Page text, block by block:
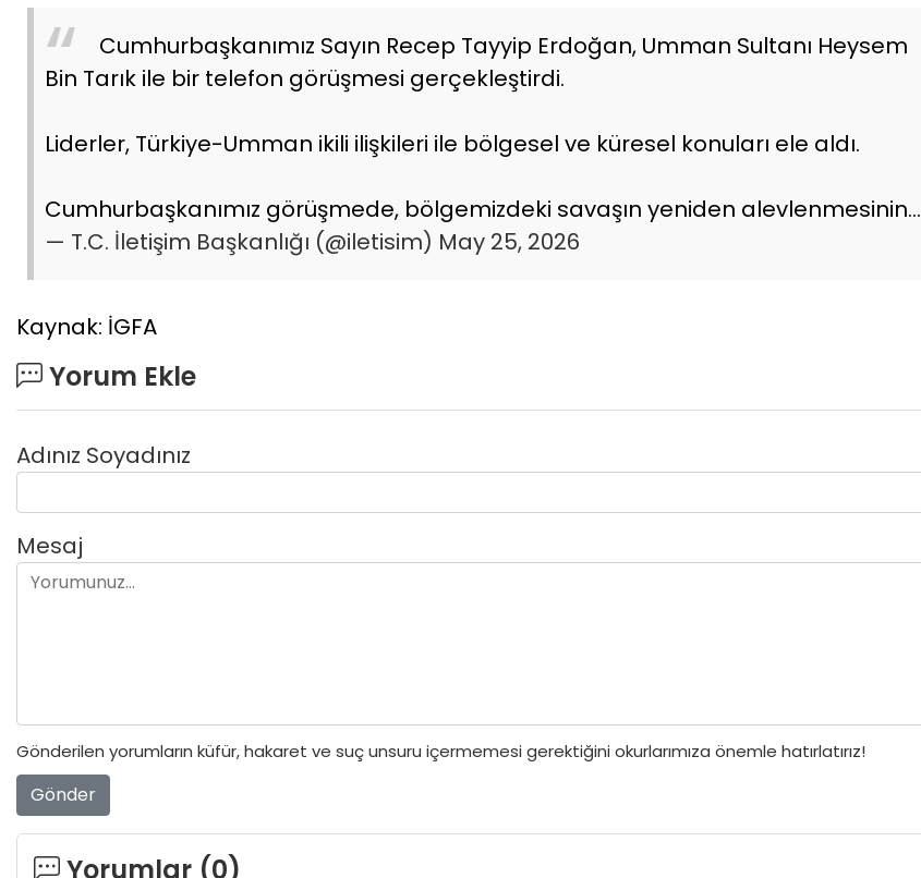
Cumhurbaşkanımız Sayın Recep Tayyip Erdoğan, Umman Sultanı Heysem
Bin Tarık ile bir telefon görüşmesi gerçekleştirdi.
Liderler, Türkiye-Umman ikili ilişkileri ile bölgesel ve küresel konuları ele aldı.
Cumhurbaşkanımız görüşmede, bölgemizdeki savaşın yeniden alevlenmesinin…
— T.C. İletişim Başkanlığı (@iletisim) May 25, 2026
Kaynak: İGFA
Yorum Ekle
Adınız Soyadınız
Mesaj
Gönderilen yorumların küfür, hakaret ve suç unsuru içermemesi gerektiğini okurlarımıza önemle hatırlatırız!
Gönder
Yorumlar (0)